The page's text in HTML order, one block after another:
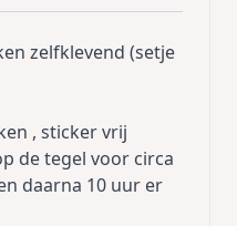
zelfklevend (setje
, sticker vrij
de tegel voor circa
daarna 10 uur er